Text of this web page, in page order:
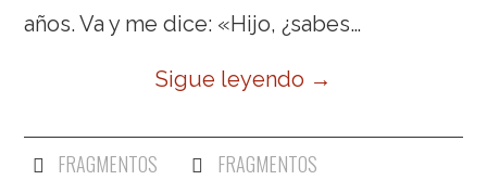
años. Va y me dice: «Hijo, ¿sabes…
Sigue leyendo →
FRAGMENTOS FRAGMENTOS